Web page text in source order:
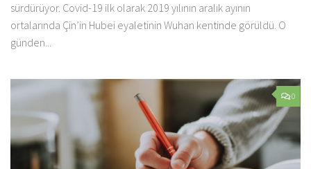
sürdürüyor. Covid-19 ilk olarak 2019 yılının aralık ayının
ortalarında Çin’in Hubei eyaletinin Wuhan kentinde görüldü. O
günden...
0